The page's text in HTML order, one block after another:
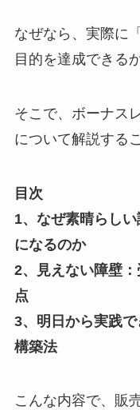
なぜなら、実際に
目的を達成できる
そこで、ボーナス
について解説する
目次
1、なぜ素晴らし
になるのか
2、見えない障壁
点
3、明日から実践
構築法
こんな内容で、販